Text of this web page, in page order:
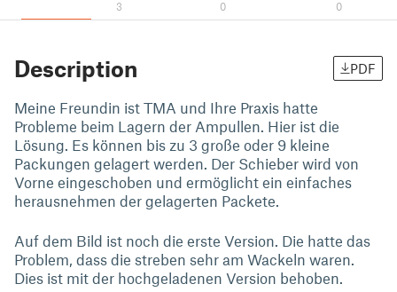
3 0 0
Description PDF
Meine Freundin ist TMA und Ihre Praxis hatte
Probleme beim Lagern der Ampullen. Hier ist die
Lösung. Es können bis zu 3 große oder 9 kleine
Packungen gelagert werden. Der Schieber wird von
Vorne eingeschoben und ermöglicht ein einfaches
herausnehmen der gelagerten Packete.
Auf dem Bild ist noch die erste Version. Die hatte das
Problem, dass die streben sehr am Wackeln waren.
Dies ist mit der hochgeladenen Version behoben.